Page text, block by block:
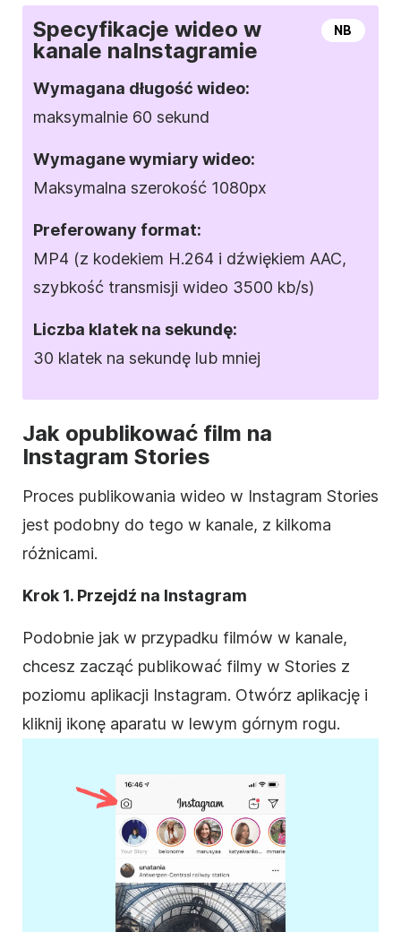
NB
Specyfikacje wideo w
kanale naInstagramie
Wymagana długość wideo:
maksymalnie 60 sekund
Wymaganewymiary wideo:
Maksymalna szerokość 1080px
Preferowany format:
MP4 (z kodekiem H.264 i dźwiękiem AAC,
szybkość transmisji wideo 3500 kb/s)
Liczba klatek na sekundę:
30 klatek na sekundę lub mniej
Jak opublikować film na
Instagram Stories
Proces publikowania wideo w Instagram Stories
jest podobny do tego w kanale, z kilkoma
różnicami.
Krok 1. Przejdź na Instagram
Podobnie jak w przypadku filmów w kanale,
chcesz zacząć publikować filmy w Stories z
poziomu aplikacji Instagram. Otwórz aplikację i
kliknij ikonę aparatu w lewym górnym rogu.